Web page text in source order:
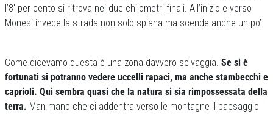
l’8′ per cento si ritrova nei due chilometri finali. All’inizio e verso
Monesi invece la strada non solo spiana ma scende anche un po’.
Come dicevamo questa è una zona davvero selvaggia. Se si è
fortunati si potranno vedere uccelli rapaci, ma anche stambecchi e
caprioli. Qui sembra quasi che la natura si sia rimpossessata della
terra. Man mano che ci addentra verso le montagne il paesaggio